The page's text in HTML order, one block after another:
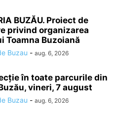
BUZĂU. Proiect de
privind organizarea
Toamna Buzoiană
Buzau - aug. 6, 2026
în toate parcurile din
vineri, 7 august
Buzau - aug. 6, 2026